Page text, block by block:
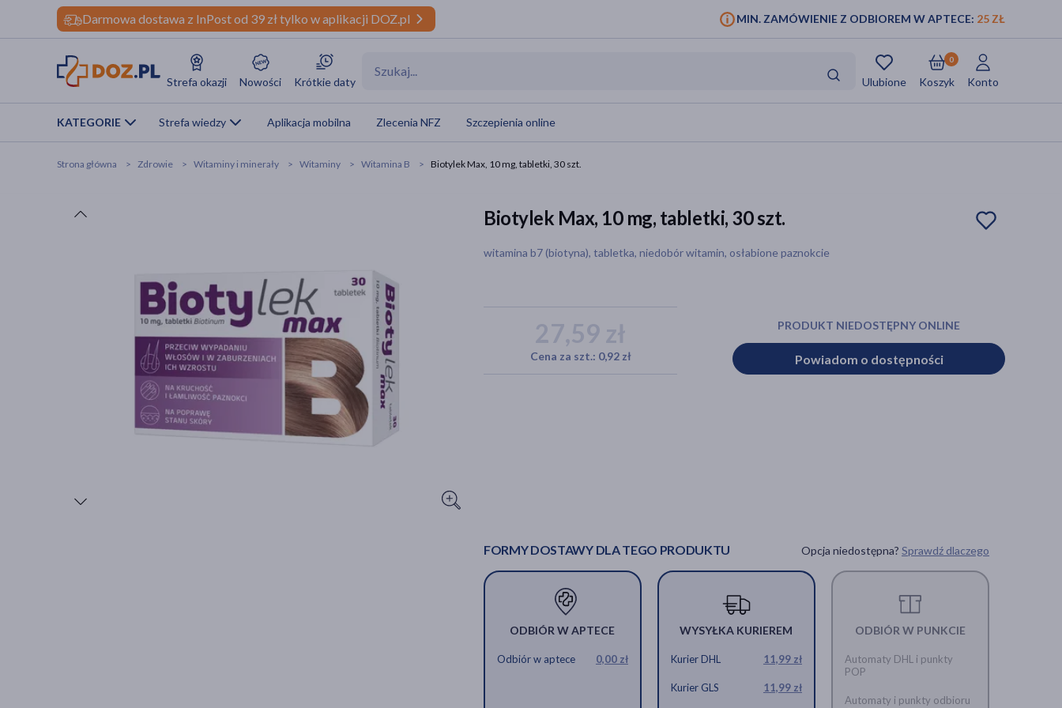
Darmowa dostawa z InPost od 39 zł tylko w aplikacji DOZ.pl MIN. ZAMÓWIENIE Z ODBIOREM W APTECE: 25 ZŁ
Strefa okazji Nowości Krótkie daty Ulubione Koszyk
0
Konto
KATEGORIE Strefa wiedzy Aplikacja mobilna Zlecenia NFZ Szczepienia online
Strona główna Zdrowie Witaminy i minerały Witaminy Witamina B Biotylek Max, 10 mg, tabletki, 30 szt.
Biotylek Max, 10 mg, tabletki, 30 szt.
witamina b7 (biotyna), tabletka, niedobór witamin, osłabione paznokcie
27,59 zł
Cena za szt.: 0,92 zł
PRODUKT NIEDOSTĘPNY ONLINE
Powiadom o dostępności
FORMY DOSTAWY DLA TEGO PRODUKTU Opcja niedostępna? Sprawdź dlaczego
ODBIÓR W APTECE
Odbiór w aptece 0,00 zł
WYSYŁKA KURIEREM
Kurier DHL 11,99 zł
Kurier GLS 11,99 zł
ODBIÓR W PUNKCIE
Automaty DHL i punkty
POP
Automaty i punkty odbioru